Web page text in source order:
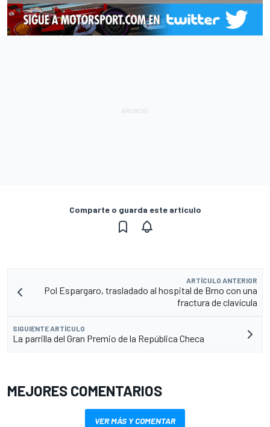
Comparte o guarda este artículo
ARTÍCULO ANTERIOR
Pol Espargaro, trasladado al hospital de Brno con una
fractura de clavícula
SIGUIENTE ARTÍCULO
La parrilla del Gran Premio de la República Checa
MEJORES COMENTARIOS
VER MÁS Y COMENTAR